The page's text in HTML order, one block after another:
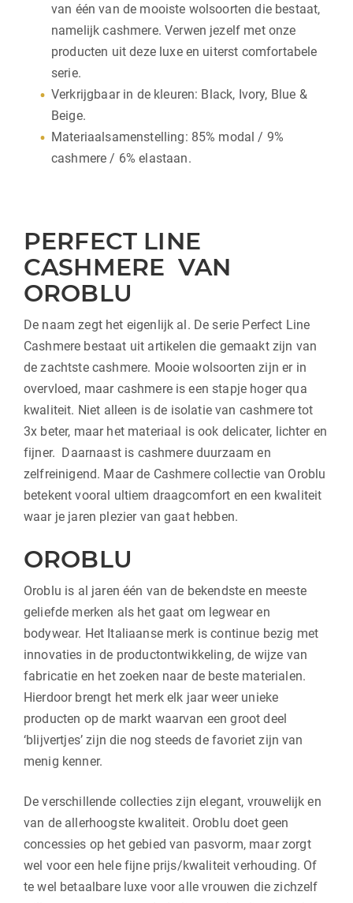
van één van de mooiste wolsoorten die bestaat,
namelijk cashmere. Verwen jezelf met onze
producten uit deze luxe en uiterst comfortabele
serie.
Verkrijgbaar in de kleuren: Black, Ivory, Blue &
Beige.
Materiaalsamenstelling: 85% modal / 9%
cashmere / 6% elastaan.
PERFECT LINE
CASHMERE VAN
OROBLU
De naam zegt het eigenlijk al. De serie Perfect Line
Cashmere bestaat uit artikelen die gemaakt zijn van
de zachtste cashmere. Mooie wolsoorten zijn er in
overvloed, maar cashmere is een stapje hoger qua
kwaliteit. Niet alleen is de isolatie van cashmere tot
3x beter, maar het materiaal is ook delicater, lichter en
fijner. Daarnaast is cashmere duurzaam en
zelfreinigend. Maar de Cashmere collectie van Oroblu
betekent vooral ultiem draagcomfort en een kwaliteit
waar je jaren plezier van gaat hebben.
OROBLU
Oroblu is al jaren één van de bekendste en meeste
geliefde merken als het gaat om legwear en
bodywear. Het Italiaanse merk is continue bezig met
innovaties in de productontwikkeling, de wijze van
fabricatie en het zoeken naar de beste materialen.
Hierdoor brengt het merk elk jaar weer unieke
producten op de markt waarvan een groot deel
‘blijvertjes’ zijn die nog steeds de favoriet zijn van
menig kenner.
De verschillende collecties zijn elegant, vrouwelijk en
van de allerhoogste kwaliteit. Oroblu doet geen
concessies op het gebied van pasvorm, maar zorgt
wel voor een hele fijne prijs/kwaliteit verhouding. Of
te wel betaalbare luxe voor alle vrouwen die zichzelf